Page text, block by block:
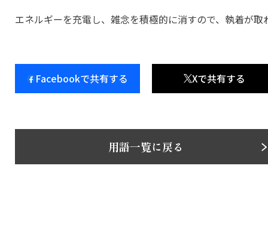
エネルギーを充電し、雑念を積極的に消すので、執着が
Facebookで共有する Xで共有する
用語一覧に戻る